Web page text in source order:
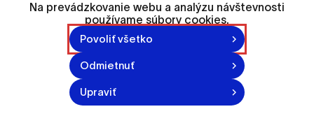
program pre deti.
PROGRAM
23. 5. / piatok
16:00 Zoborské trhové mestečko
Na prevádzkovanie webu a analýzu návštevnosti
používame súbory cookies.
Povoliť všetko
Odmietnuť
Upraviť
Označiť všetko
Uložiť nastavenia
Viac informácií